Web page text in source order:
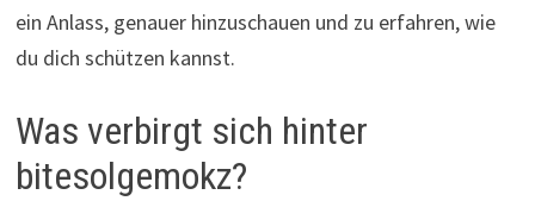
ein Anlass, genauer hinzuschauen und zu erfahren, wie
du dich schützen kannst.
Was verbirgt sich hinter
bitesolgemokz?